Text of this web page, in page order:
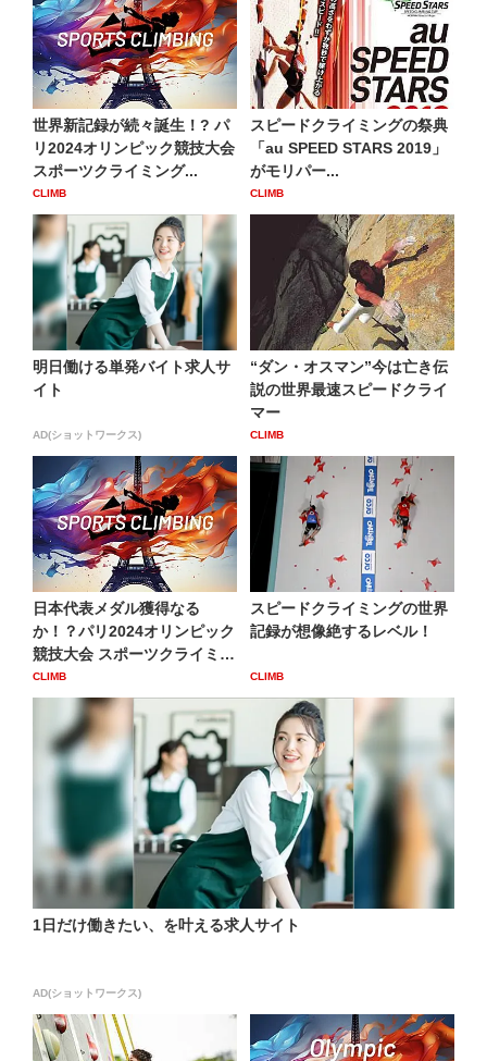
世界新記録が続々誕生！? パ
リ2024オリンピック競技大会
スポーツクライミング...
CLIMB
スピードクライミングの祭典
「au SPEED STARS 2019」
がモリパー...
CLIMB
明日働ける単発バイト求人サ
イト
AD(ショットワークス)
“ダン・オスマン”今は亡き伝
説の世界最速スピードクライ
マー
CLIMB
日本代表メダル獲得なる
か！？パリ2024オリンピック
競技大会 スポーツクライミ
ン...
CLIMB
スピードクライミングの世界
記録が想像絶するレベル！
CLIMB
1日だけ働きたい、を叶える求人サイト
AD(ショットワークス)